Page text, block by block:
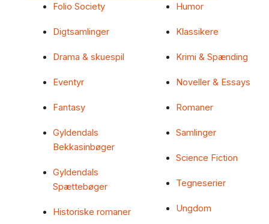
Folio Society
Digtsamlinger
Drama & skuespil
Eventyr
Fantasy
Gyldendals
Bekkasinbøger
Gyldendals
Spættebøger
Historiske romaner
Humor
Klassikere
Krimi & Spænding
Noveller & Essays
Romaner
Samlinger
Science Fiction
Tegneserier
Ungdom